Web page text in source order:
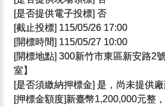
[是否提供電子投標] 否
[截止投標] 115/05/26 17:00
[開標時間] 115/05/27 10:00
[開標地點] 300新竹市東區新安路2
室】
[是否須繳納押標金] 是，尚未提供
[押標金額度]新臺幣1,200,000元整